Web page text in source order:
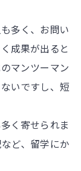
多く、お問い
成果が出ると
マンツーマン
いですし、短
く寄せられま
ど、留学にか